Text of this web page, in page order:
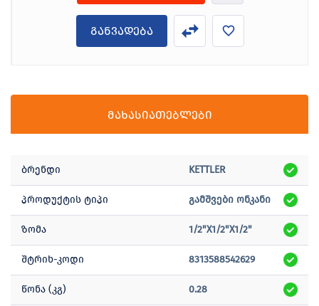
განვადება
მახასიათებლები
ბრენდი KETTLER
პროდუქტის ტიპი გამშვები ონკანი
ზომა 1/2"X1/2"X1/2"
შტრიხ-კოდი 8313588542629
წონა (კგ) 0.28